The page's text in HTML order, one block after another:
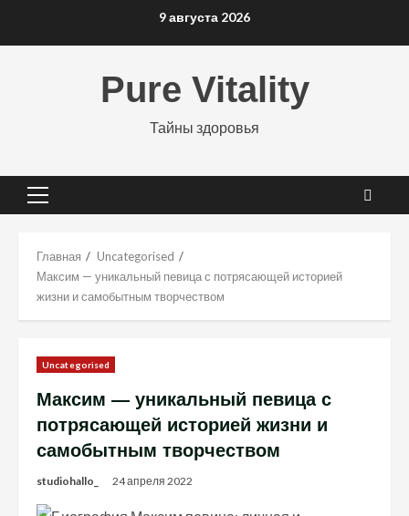
9 августа 2026
Pure Vitality
Тайны здоровья
Основное
Главная
Uncategorised
Максим — уникальный певица с потрясающей историей
жизни и самобытным творчеством
Uncategorised
Максим — уникальный певица с
потрясающей историей жизни и
самобытным творчеством
studiohallo_ 24 апреля 2022